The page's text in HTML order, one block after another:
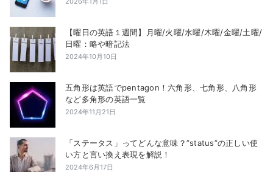
【曜日の英語１週間】月曜/火曜/水曜/木曜/金曜/土曜/
日曜：略や暗記法
2024年10月10日
五角形は英語でpentagon！六角形、七角形、八角形
など多角形の英語一覧
2024年11月21日
「ステータス」ってどんな意味？”status”の正しい使
い方と言い換え表現を解説！
2024年6月17日